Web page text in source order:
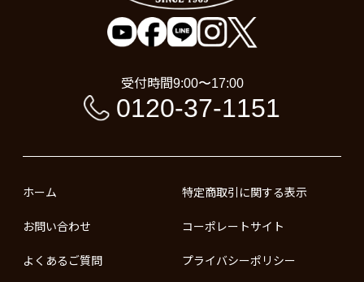
受付時間9:00〜17:00
0120-37-1151
ホーム
お問い合わせ
よくあるご質問
特定商取引に関する表示
コーポレートサイト
プライバシーポリシー